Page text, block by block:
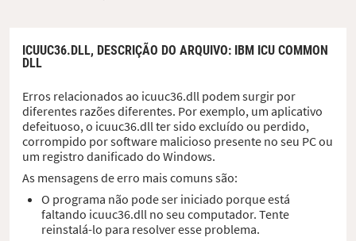
ICUUC36.DLL, DESCRIÇÃO DO ARQUIVO: IBM ICU COMMON
DLL
Erros relacionados ao icuuc36.dll podem surgir por
diferentes razões diferentes. Por exemplo, um aplicativo
defeituoso, o icuuc36.dll ter sido excluído ou perdido,
corrompido por software malicioso presente no seu PC ou
um registro danificado do Windows.
As mensagens de erro mais comuns são:
O programa não pode ser iniciado porque está
faltando icuuc36.dll no seu computador. Tente
reinstalá-lo para resolver esse problema.